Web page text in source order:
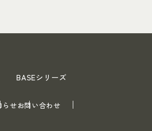
BASEシリーズ
らせ お問い合わせ